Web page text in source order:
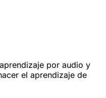
por audio y
el aprendizaje de